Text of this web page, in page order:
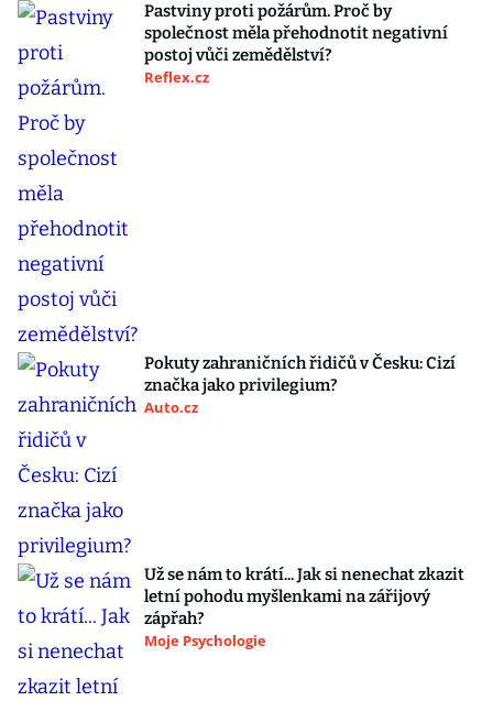
Pastviny proti požárům. Proč by
společnost měla přehodnotit negativní
postoj vůči zemědělství?
Reflex.cz
Pokuty zahraničních řidičů v Česku: Cizí
značka jako privilegium?
Auto.cz
Už se nám to krátí... Jak si nenechat zkazit
letní pohodu myšlenkami na zářijový
zápřah?
Moje Psychologie